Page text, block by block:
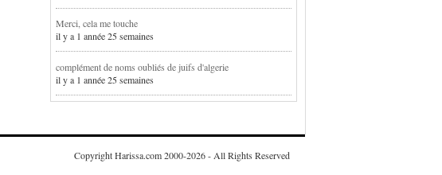
Merci, cela me touche
il y a 1 année 25 semaines
complément de noms oubliés de juifs d'algerie
il y a 1 année 25 semaines
Copyright Harissa.com 2000-2026 - All Rights Reserved